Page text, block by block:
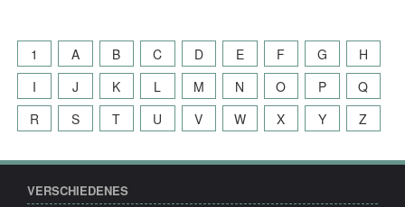
1 A B C D E F G
H
I
J K L M N O P
Q
R
S T U V W X Y Z
VERSCHIEDENES